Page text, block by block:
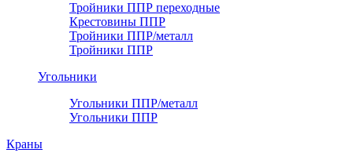
Тройники ППР переходные
Крестовины ППР
Тройники ППР/металл
Тройники ППР
Угольники
Угольники ППР/металл
Угольники ППР
Краны